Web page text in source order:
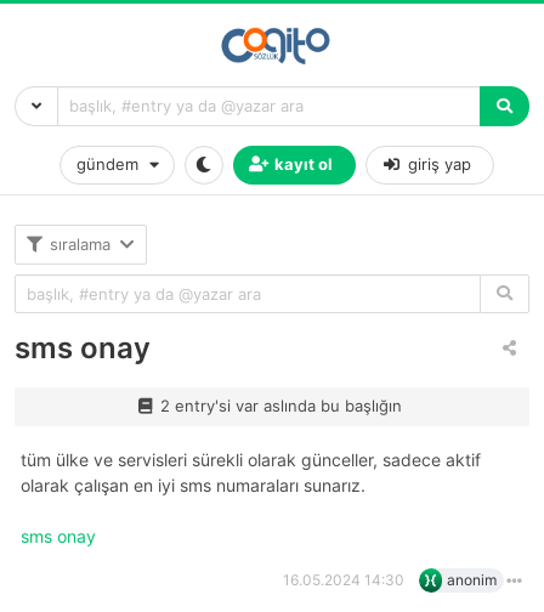
gündem kayıt ol giriş yap
sıralama
sms onay
2 entry'si var aslında bu başlığın
tüm ülke ve servisleri sürekli olarak günceller, sadece aktif
olarak çalışan en iyi sms numaraları sunarız.
sms onay
16.05.2024 14:30 anonim